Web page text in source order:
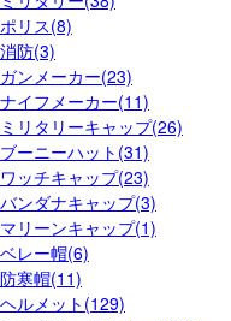
ポリス(8)
消防(3)
ガンメーカー(23)
ナイフメーカー(11)
ミリタリーキャップ(26)
ブーニーハット(31)
ワッチキャップ(23)
バンダナキャップ(3)
マリーンキャップ(1)
ベレー帽(6)
防寒帽(11)
ヘルメット(129)